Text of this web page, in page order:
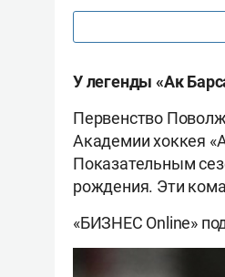
У легенды «Ак
Первенство
Академии хоккея
Показательным
рождения. Эти
«БИЗНЕС Online»